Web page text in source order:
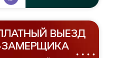
ВЫЕЗД
ЗАМЕРЩИКА